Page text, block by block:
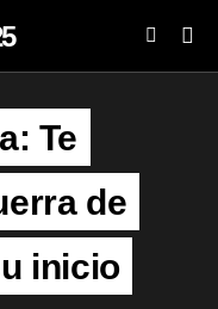
Te
de
inicio